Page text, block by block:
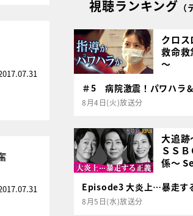
視聴ランキング
クロス
救命救
～
＃5 病院激震！パワハラ
8月4日(火)放送分
大追跡
ＳＳ
係～
Episode3 大炎上…暴走す
8月5日(水)放送分